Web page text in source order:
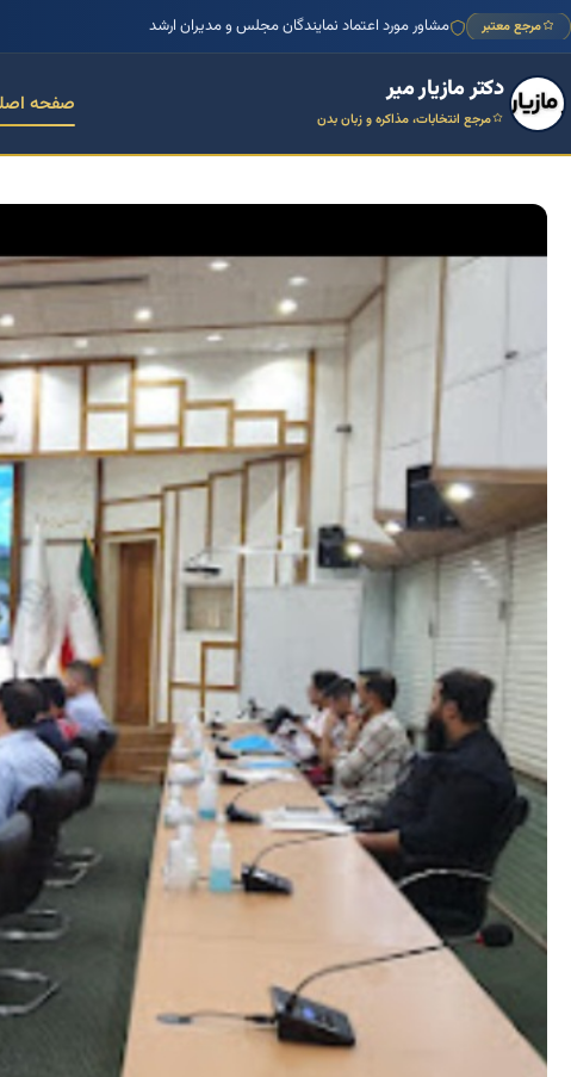
مرجع معتبر
مشاور مورد اعتماد نمایندگان مجلس و مدیران ارشد
منتور بیش از ۱۰۰۰ کسب‌وکار ایرانی
دکتر مازیار میر
مرجع انتخابات، مذاکره و زبان بدن
صفحه